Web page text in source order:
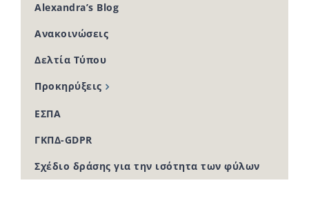
Alexandra’s Blog
Ανακοινώσεις
Δελτία Τύπου
Προκηρύξεις
ΕΣΠΑ
ΓΚΠΔ-GDPR
Σχέδιο δράσης για την ισότητα των φύλων